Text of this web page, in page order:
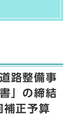
路整備事
」の締結
補正予算